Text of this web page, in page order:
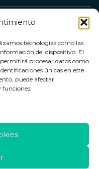
tecnologías como las
del dispositivo. El
procesar datos como
únicas en este
puede afectar
funciones.
S.L
de pago